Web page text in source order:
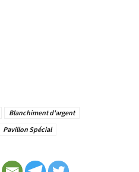
Blanchiment d'argent
Pavillon Spécial